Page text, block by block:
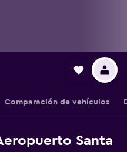
Comparación de vehículos
Santa